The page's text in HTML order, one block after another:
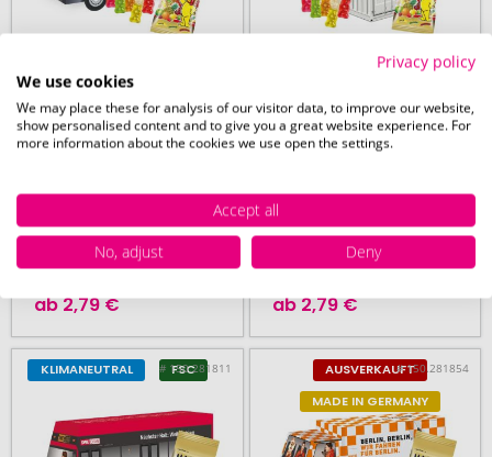
HARIBO
ab 100 Stück
Transporter
ab2,79 €
HARIBO
ab 100 Stück
Container
ab2,79 €
KLIMANEUTRAL FSC
# 150.281811
AUSVERKAUFT
MADE IN GERMANY
# 150.281854
Privacy policy
We use cookies
We may place these for analysis of our visitor data, to improve our website,
show personalised content and to give you a great website experience. For
more information about the cookies we use open the settings.
Accept all
No, adjust
Deny